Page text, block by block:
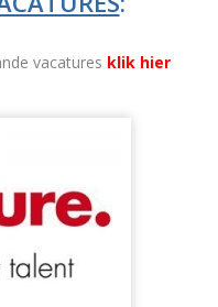
vacatures klik hier